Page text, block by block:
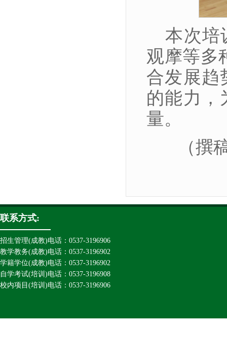
本次培
观摩等多
合发展趋
的能力，
量。
（
联系方式:
招生管理(成教)电话：0537-3196906
教学教务(成教)电话：0537-3196902
学籍学位(成教)电话：0537-3196902
自学考试(培训)电话：0537-3196908
校内项目(培训)电话：0537-3196906